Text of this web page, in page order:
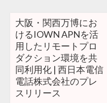
大阪・関西万博にお
けるIOWN APNを活
用したリモートプロ
ダクション環境を共
同利用化 | 西日本電信
電話株式会社のプレ
スリリース